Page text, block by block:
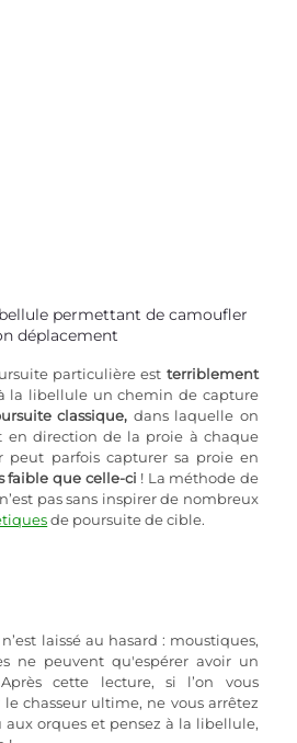
permettant de camoufler
déplacement
particulière est terriblement
, permettant à la libellule un chemin de capture
classique, dans laquelle on
en direction de la proie à chaque
peut parfois capturer sa proie en
faible que celle-ci ! La méthode de
chasse de la libellule n’est pas sans inspirer de nombreux
de poursuite de cible.
laissé au hasard : moustiques,
ne peuvent qu'espérer avoir un
cette lecture, si l’on vous
chasseur ultime, ne vous arrêtez
aux orques et pensez à la libellule,